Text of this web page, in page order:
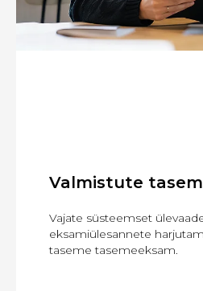
Valmistute
Vajate süsteemset
eksamiülesannete
taseme tasemeeksam.